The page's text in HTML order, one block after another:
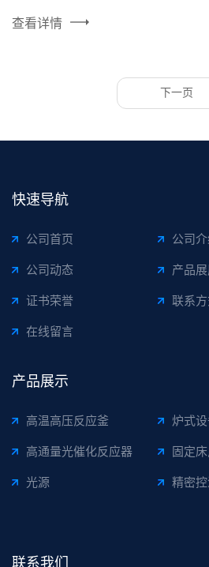
件的精准控制。采用模块化桌面式设
查看详情
下一页
快速导航
公司首页 公司
公司动态 产品
证书荣誉 联系
在线留言
产品展示
高温高压反应釜 炉式
高通量光催化反应器 固定
光源 精密控
联系我们